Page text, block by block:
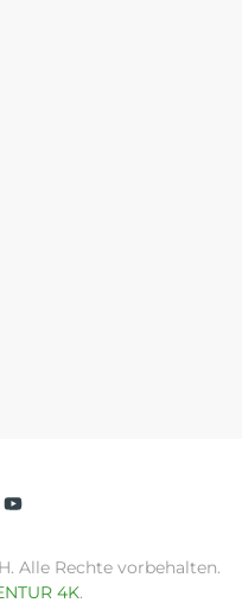
Alle Rechte vorbehalten.
4K.